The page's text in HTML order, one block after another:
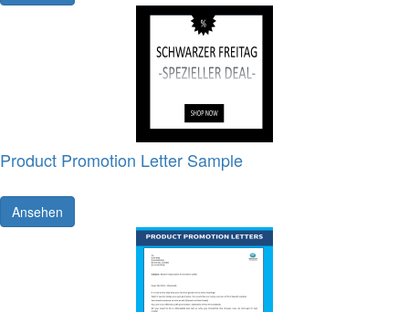
Product Promotion Letter Sample
Ansehen